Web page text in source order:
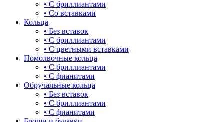
17-17.5
17-18
17-19.5
17-20,5
звезды
знаки зодиака
капля
квадрат (куб)
клевер
• С бриллиантами
• Со вставками
Кольца
• Без вставок
• С бриллиантами
• С цветными вставками
Помолвочные кольца
• С бриллиантами
• С фианитами
Обручальные кольца
• Без вставок
• С бриллиантами
• С фианитами